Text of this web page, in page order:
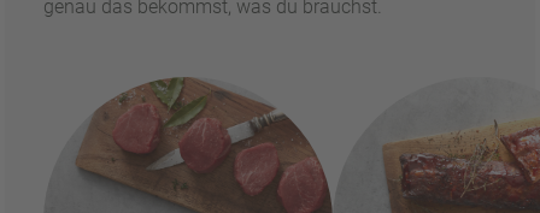
genau das bekommst, was du brauchst.